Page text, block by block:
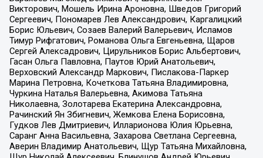
Викторович, Мошель Ирина Ароновна, Шведов Григорий
Сергеевич, Пономарев Лев Александрович, Каргалицкий
Борис Юльевич, Созаев Валерий Валерьевич, Исламов
Тимур Рифгатович, Романова Ольга Евгеньевна, Щаров
Сергей Алексадрович, Цирульников Борис Альбертович,
Гасан Ольга Павловна, Паутов Юрий Анатольевич,
Верховский Александр Маркович, Пислакова-Паркер
Марина Петровна, Кочеткова Татьяна Владимировна,
Чуркина Наталья Валерьевна, Акимова Татьяна
Николаевна, Золотарева Екатерина Александровна,
Рачинский Ян Збигневич, Жемкова Елена Борисовна,
Гудков Лев Дмитриевич, Илларионова Юлия Юрьевна,
Саранг Анна Васильевна, Захарова Светлана Сергеевна,
Аверин Владимир Анатольевич, Щур Татьяна Михайловна,